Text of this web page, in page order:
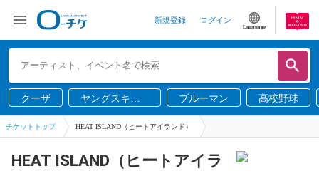
新規登録 ログイン
Language
クーザ
ヤングスキニ
ー
ブルーマン 高校野球
チケットトップ HEAT ISLAND（ヒートアイランド）
HEAT ISLAND（ヒートアイラ